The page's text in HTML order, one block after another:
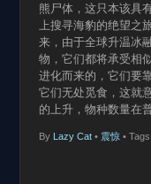
熊尸体，这只本该具
上搜寻海豹的绝望
来，由于全球升温冰
物，它们都将承受相
进化而来的，它们要
它们无处觅食，这就
的上升，物种数量在
By Lazy Cat• 震惊 • Tags: